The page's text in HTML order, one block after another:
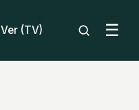
Ver (TV) ☰